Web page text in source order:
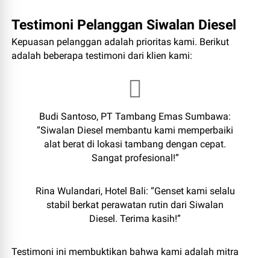
Testimoni Pelanggan Siwalan Diesel
Kepuasan pelanggan adalah prioritas kami. Berikut
adalah beberapa testimoni dari klien kami:
Budi Santoso, PT Tambang Emas Sumbawa:
“Siwalan Diesel membantu kami memperbaiki
alat berat di lokasi tambang dengan cepat.
Sangat profesional!”
Rina Wulandari, Hotel Bali: “Genset kami selalu
stabil berkat perawatan rutin dari Siwalan
Diesel. Terima kasih!”
Testimoni ini membuktikan bahwa kami adalah mitra